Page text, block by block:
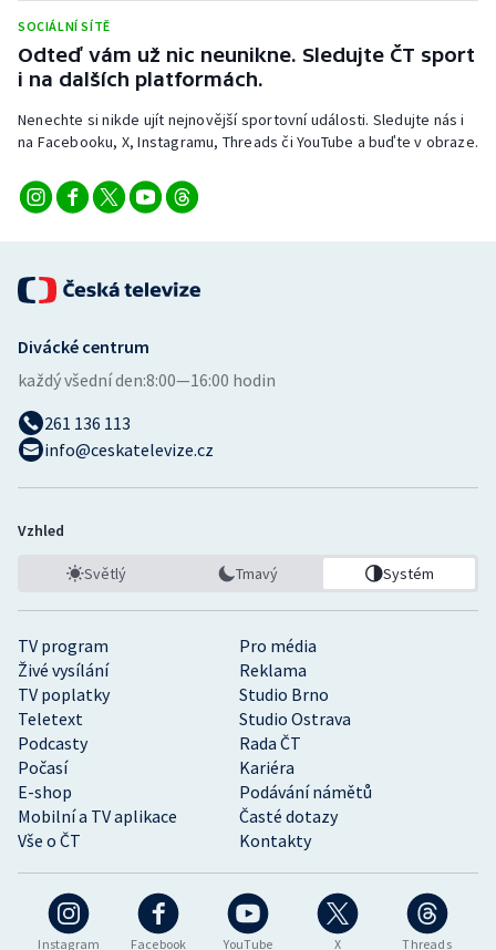
Triatlon
Veslování
Vodní slalom
Volejbal
Ostatní
SOCIÁLNÍ SÍTĚ
Odteď vám už nic neunikne. Sledujte ČT sport
i na dalších platformách.
Nenechte si nikde ujít nejnovější sportovní události. Sledujte nás i
na Facebooku, X, Instagramu, Threads či YouTube a buďte v obraze.
Instagram Facebook YouTube X Threads
TV program
Pro média
Živé vysílání
Reklama
TV poplatky
Studio Brno
Teletext
Studio Ostrava
Podcasty
Rada ČT
Počasí
Kariéra
E-shop
Podávání námětů
Mobilní a TV aplikace
Časté dotazy
Vše o ČT
Kontakty
Divácké centrum
každý všední den:8:00—16:00 hodin
261 136 113
info@ceskatelevize.cz
Vzhled
Světlý Tmavý Systém